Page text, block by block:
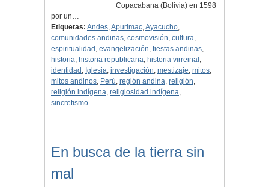
Copacabana (Bolivia) en 1598
por un…
Etiquetas: Andes,Apurimac,Ayacucho,
comunidades andinas, cosmovisión, cultura,
espiritualidad , evangelización, fiestas andinas,
historia, historia republicana, historia virreinal ,
identidad , Iglesia, investigación, mestizaje, mitos,
mitos andinos, Perú, región andina, religión,
religión indígena, religiosidad indígena,
sincretismo
En busca de la tierra sin
mal